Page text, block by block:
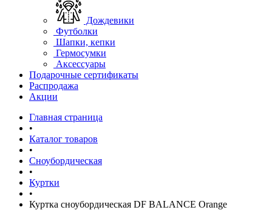
Дождевики
Футболки
Шапки, кепки
Гермосумки
Аксессуары
Подарочные сертификаты
Распродажа
Акции
Главная страница
•
Каталог товаров
•
Сноубордическая
•
Куртки
•
Куртка сноубордическая DF BALANCE Orange